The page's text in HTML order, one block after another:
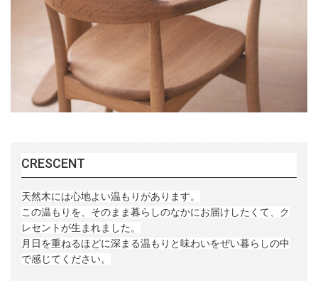
CRESCENT
天然木には心地よい温もりがあります。
この温もりを、そのまま暮らしのなかにお届けしたくて、ク
レセントが生まれました。
月日を重ねるほどに深まる温もりと味わいをぜい暮らしの中
で感じてください。